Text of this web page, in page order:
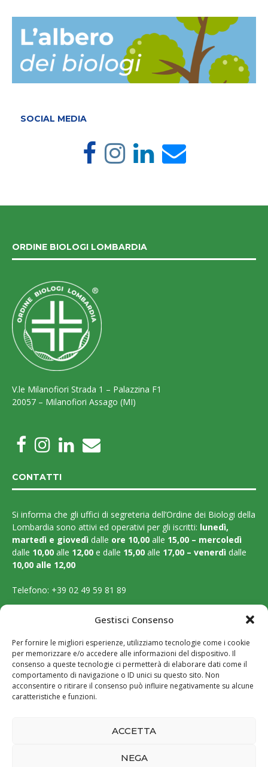
Gestisci Consenso
Per fornire le migliori esperienze, utilizziamo tecnologie come i cookie
per memorizzare e/o accedere alle informazioni del dispositivo. Il
consenso a queste tecnologie ci permetterà di elaborare dati come il
comportamento di navigazione o ID unici su questo sito. Non
acconsentire o ritirare il consenso può influire negativamente su alcune
caratteristiche e funzioni.
ACCETTA
NEGA
SOCIAL MEDIA
ORDINE BIOLOGI LOMBARDIA
V.le Milanofiori Strada 1 – Palazzina F1
20057 – Milanofiori Assago (MI)
CONTATTI
Si informa che gli uffici di segreteria dell’Ordine dei Biologi della
Lombardia sono attivi ed operativi per gli iscritti: lunedì,
martedì e giovedì dalle ore 10,00 alle 15,00 – mercoledì
dalle 10,00 alle 12,00 e dalle 15,00 alle 17,00 – venerdì dalle
10,00 alle 12,00
Telefono: +39 02 49 59 81 89
segreteria@ordinebiologilombardia.it
LEGAL PAGES
Amministrazione trasparente